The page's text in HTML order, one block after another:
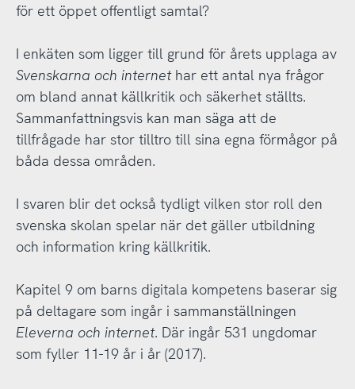
för ett öppet offentligt samtal?
I enkäten som ligger till grund för årets upplaga av
Svenskarna och internethar ett antal nya frågor
om bland annat källkritik och säkerhet ställts.
Sammanfattningsvis kan man säga att de
tillfrågade har stor tilltro till sina egna förmågor på
båda dessa områden.
I svaren blir det också tydligt vilken stor roll den
svenska skolan spelar när det gäller utbildning
och information kring källkritik.
Kapitel 9 om barns digitala kompetens baserar sig
på deltagare som ingår i sammanställningen
Eleverna och internet. Där ingår 531 ungdomar
som fyller 11-19 år i år (2017).